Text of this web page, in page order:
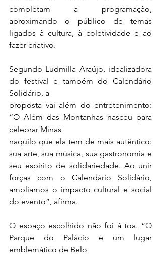
completam a programação,
aproximando o público de temas
ligados à cultura, à coletividade e ao
fazer criativo.
Segundo Ludmilla Araújo, idealizadora
do festival e também do Calendário
Solidário, a
proposta vai além do entretenimento:
“O Além das Montanhas nasceu para
celebrar Minas
naquilo que ela tem de mais autêntico:
sua arte, sua música, sua gastronomia e
seu espírito de solidariedade. Ao unir
forças com o Calendário Solidário,
ampliamos o impacto cultural e social
do evento”, afirma.
O espaço escolhido não foi à toa. “O
Parque do Palácio é um lugar
emblemático de Belo